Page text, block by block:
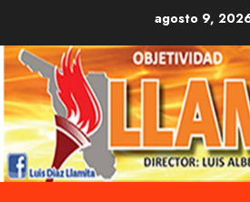
content
agosto 9,